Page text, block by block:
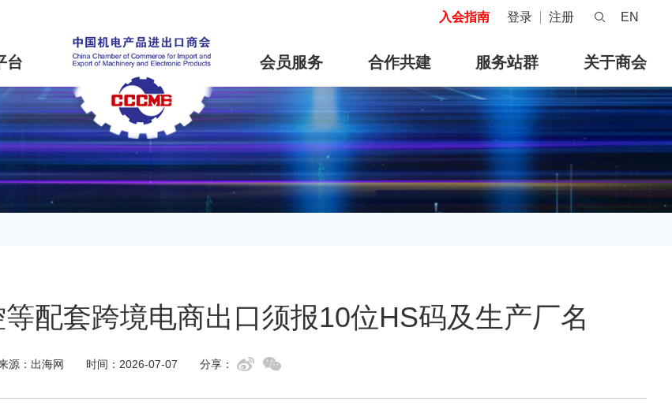
入会指南 登录 注册 EN
台 会员服务 合作共建 服务站群 关于商会
配套跨境电商出口须报10位HS码及生产厂名
源：出海网 时间：2026-07-07 分享：